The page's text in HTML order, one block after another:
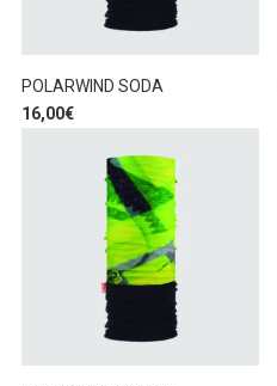
POLARWIND SODA
16,00€